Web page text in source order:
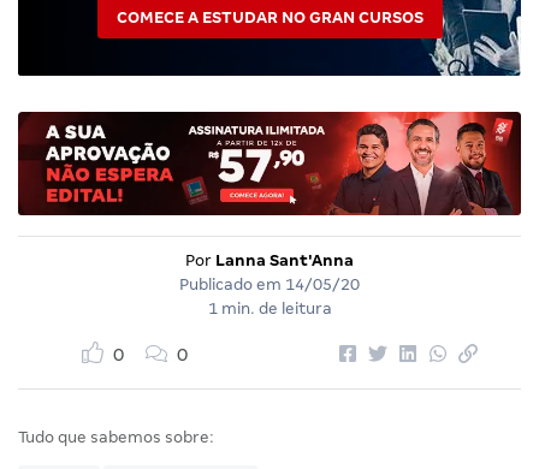
COMECE A ESTUDAR NO GRAN CURSOS
Por Lanna Sant'Anna
Publicado em 14/05/20
1 min. de leitura
0 0
Tudo que sabemos sobre: